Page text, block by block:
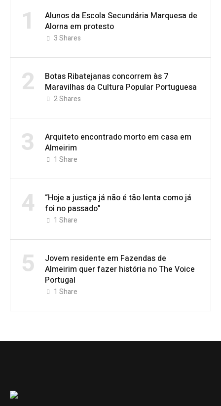
1
Alunos da Escola Secundária Marquesa de
Alorna em protesto
3Shares
2
Botas Ribatejanas concorrem às 7
Maravilhas da Cultura Popular Portuguesa
2Shares
3
Arquiteto encontrado morto em casa em
Almeirim
1 Share
4
“Hoje a justiça já não é tão lenta como já
foi no passado”
1 Share
5
Jovem residente em Fazendas de
Almeirim quer fazer história no The Voice
Portugal
1 Share